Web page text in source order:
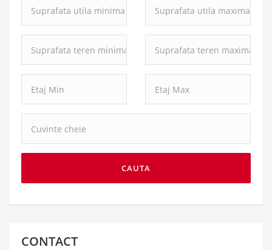
utila
minima:
utila
maxima:
teren
minima:
teren
maxima:
cheie:
CAUTA
CONTACT